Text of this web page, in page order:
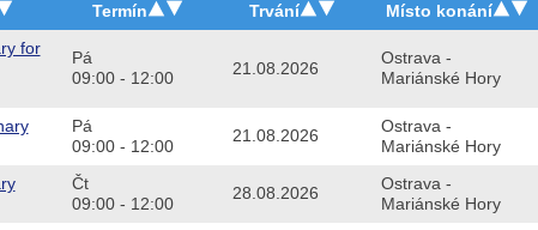
Termín Trvání Místo konání
for
Pá
09:00 - 12:00
21.08.2026
Ostrava -
Mariánské Hory
Pá
09:00 - 12:00
21.08.2026
Ostrava -
Mariánské Hory
Čt
09:00 - 12:00
28.08.2026
Ostrava -
Mariánské Hory